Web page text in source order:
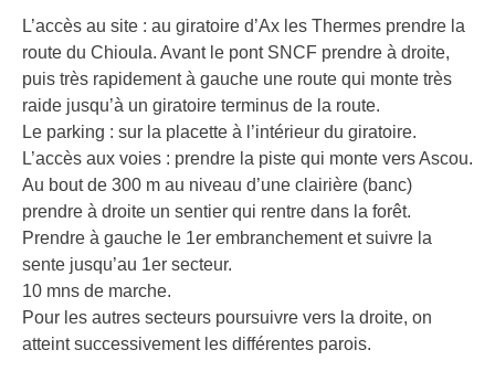
L’accès au site : au giratoire d’Ax les Thermes prendre la
route du Chioula. Avant le pont SNCF prendre à droite,
puis très rapidement à gauche une route qui monte très
raide jusqu’à un giratoire terminus de la route.
Le parking : sur la placette à l’intérieur du giratoire.
L’accès aux voies : prendre la piste qui monte vers Ascou.
Au bout de 300 m au niveau d’une clairière (banc)
prendre à droite un sentier qui rentre dans la forêt.
Prendre à gauche le 1er embranchement et suivre la
sente jusqu’au 1er secteur.
10 mns de marche.
Pour les autres secteurs poursuivre vers la droite, on
atteint successivement les différentes parois.